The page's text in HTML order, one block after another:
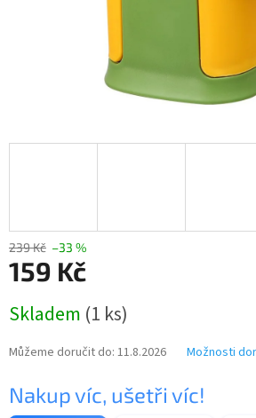
239 Kč –33 %
159 Kč
cena:
Skladem (1 ks)
Můžeme doručit do: 11.8.2026 Možnosti
Nakup víc, ušetři víc!